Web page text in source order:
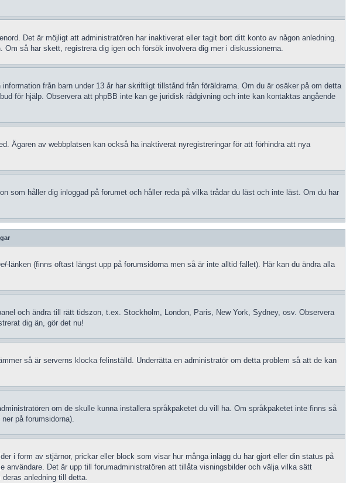
Det är möjligt att administratören har inaktiverat eller tagit bort ditt konto av någon anledning.
så har skett, registrera dig igen och försök involvera dig mer i diskussionerna.
från barn under 13 år har skriftligt tillstånd från föräldrarna. Om du är osäker på om detta
för hjälp. Observera att phpBB inte kan ge juridisk rådgivning och inte kan kontaktas angående
Ägaren av webbplatsen kan också ha inaktiverat nyregistreringar för att förhindra att nya
håller dig inloggad på forumet och håller reda på vilka trådar du läst och inte läst. Om du har
-länken (finns oftast längst upp på forumsidorna men så är inte alltid fallet). Här kan du ändra alla
och ändra till rätt tidszon, t.ex. Stockholm, London, Paris, New York, Sydney, osv. Observera
dig än, gör det nu!
så är serverns klocka felinställd. Underrätta en administratör om detta problem så att de kan
om de skulle kunna installera språkpaketet du vill ha. Om språkpaketet inte finns så
på forumsidorna).
i form av stjärnor, prickar eller block som visar hur många inlägg du har gjort eller din status på
Det är upp till forumadministratören att tillåta visningsbilder och välja vilka sätt
anledning till detta.